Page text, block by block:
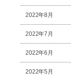
2022年8月
2022年7月
2022年6月
2022年5月